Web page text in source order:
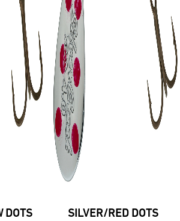
DOTS SILVER/RED DOTS